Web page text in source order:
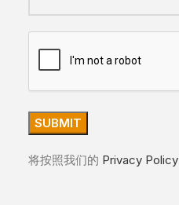
将按照我们的 Privacy Policy